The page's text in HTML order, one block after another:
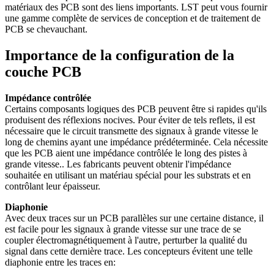
matériaux des PCB sont des liens importants. LST peut vous fournir
une gamme complète de services de conception et de traitement de
PCB se chevauchant.
Importance de la configuration de la
couche PCB
Impédance contrôlée
Certains composants logiques des PCB peuvent être si rapides qu'ils
produisent des réflexions nocives. Pour éviter de tels reflets, il est
nécessaire que le circuit transmette des signaux à grande vitesse le
long de chemins ayant une impédance prédéterminée. Cela nécessite
que les PCB aient une impédance contrôlée le long des pistes à
grande vitesse.. Les fabricants peuvent obtenir l'impédance
souhaitée en utilisant un matériau spécial pour les substrats et en
contrôlant leur épaisseur.
Diaphonie
Avec deux traces sur un PCB parallèles sur une certaine distance, il
est facile pour les signaux à grande vitesse sur une trace de se
coupler électromagnétiquement à l'autre, perturber la qualité du
signal dans cette dernière trace. Les concepteurs évitent une telle
diaphonie entre les traces en: